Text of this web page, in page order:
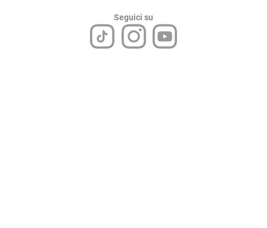
Seguici su